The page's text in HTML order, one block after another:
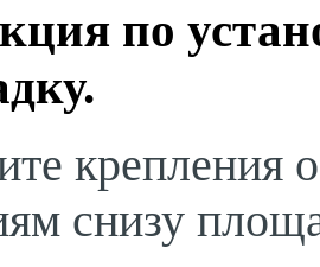
по
крепления
снизу